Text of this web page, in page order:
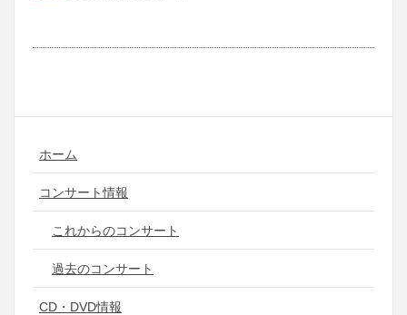
ホーム
コンサート情報
これからのコンサート
過去のコンサート
CD・DVD情報